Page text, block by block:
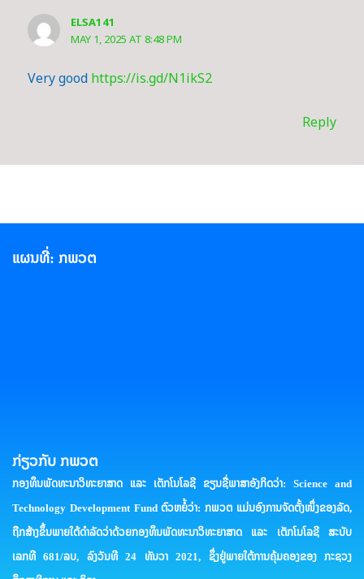
ELSA141
MAY 1, 2025 AT 8:48 PM
Very goodhttps://is.gd/N1ikS2
Reply
ແຜນທີ່: ກພວຕ
ກ່ຽວກັບ ກພວຕ
ກອງທຶນພັດທະນາວິທະຍາສາດ ແລະ ເຕັກໂນໂລຊີ ຂຽນຊື່ພາສາອັງກິດວ່າ: Science and
Technology Development Fund ຕົວຫຍໍ້ວ່າ: ກພວຕ ແມ່ນອົງການຈັດຕັ້ງໜຶ່ງຂອງລັດ,
ຖືກສ້າງຂຶ້ນພາຍໃຕ້ດໍາລັດວ່າດ້ວຍກອງທຶນພັດທະນາວິທະຍາສາດ ແລະ ເຕັກໂນໂລຊີ ສະບັບ
ເລກທີ 681/ລບ, ລົງວັນທີ 24 ທັນວາ 2021, ຊຶ່ງຢູ່ພາຍໃຕ້ການຄຸ້ມຄອງຂອງ ກະຊວງ